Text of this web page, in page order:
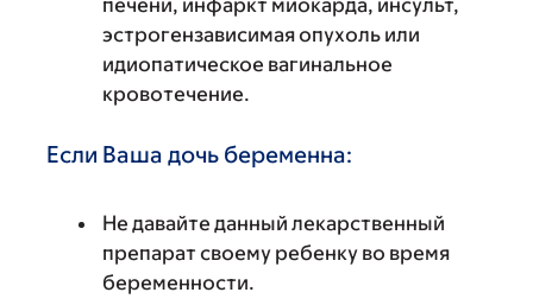
печени, инфаркт миокарда, инсульт,
эстрогензависимая опухоль или
идиопатическое вагинальное
кровотечение.
Если Ваша дочь беременна:
Не давайте данный лекарственный
препарат своему ребенку во время
беременности.